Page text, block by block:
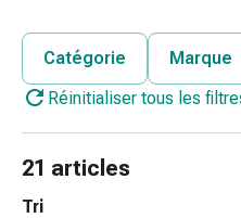
rhume
Maux
Catégorie Marque
Réinitialiser tous les
21 articles
Tri